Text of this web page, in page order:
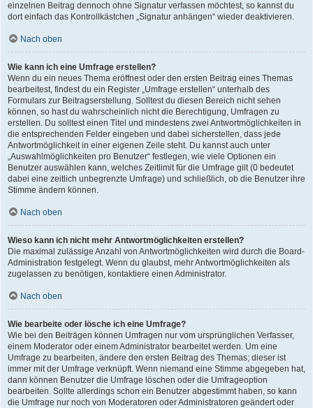
einzelnen Beitrag dennoch ohne Signatur verfassen möchtest, so kannst du
dort einfach das Kontrollkästchen „Signatur anhängen“ wieder deaktivieren.
Nach oben
Wie kann ich eine Umfrage erstellen?
Wenn du ein neues Thema eröffnest oder den ersten Beitrag eines Themas
bearbeitest, findest du ein Register „Umfrage erstellen“ unterhalb des
Formulars zur Beitragserstellung. Solltest du diesen Bereich nicht sehen
können, so hast du wahrscheinlich nicht die Berechtigung, Umfragen zu
erstellen. Du solltest einen Titel und mindestens zwei Antwortmöglichkeiten in
die entsprechenden Felder eingeben und dabei sicherstellen, dass jede
Antwortmöglichkeit in einer eigenen Zeile steht. Du kannst auch unter
„Auswahlmöglichkeiten pro Benutzer“ festlegen, wie viele Optionen ein
Benutzer auswählen kann, welches Zeitlimit für die Umfrage gilt (0 bedeutet
dabei eine zeitlich unbegrenzte Umfrage) und schließlich, ob die Benutzer ihre
Stimme ändern können.
Nach oben
Wieso kann ich nicht mehr Antwortmöglichkeiten erstellen?
Die maximal zulässige Anzahl von Antwortmöglichkeiten wird durch die Board-
Administration festgelegt. Wenn du glaubst, mehr Antwortmöglichkeiten als
zugelassen zu benötigen, kontaktiere einen Administrator.
Nach oben
Wie bearbeite oder lösche ich eine Umfrage?
Wie bei den Beiträgen können Umfragen nur vom ursprünglichen Verfasser,
einem Moderator oder einem Administrator bearbeitet werden. Um eine
Umfrage zu bearbeiten, ändere den ersten Beitrag des Themas; dieser ist
immer mit der Umfrage verknüpft. Wenn niemand eine Stimme abgegeben hat,
dann können Benutzer die Umfrage löschen oder die Umfrageoption
bearbeiten. Sollte allerdings schon ein Benutzer abgestimmt haben, so kann
die Umfrage nur noch von Moderatoren oder Administratoren geändert oder